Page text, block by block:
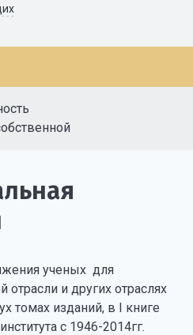
ученых для
отрасли и других отраслях
томах изданий, в I книге
с 1946-2014гг.